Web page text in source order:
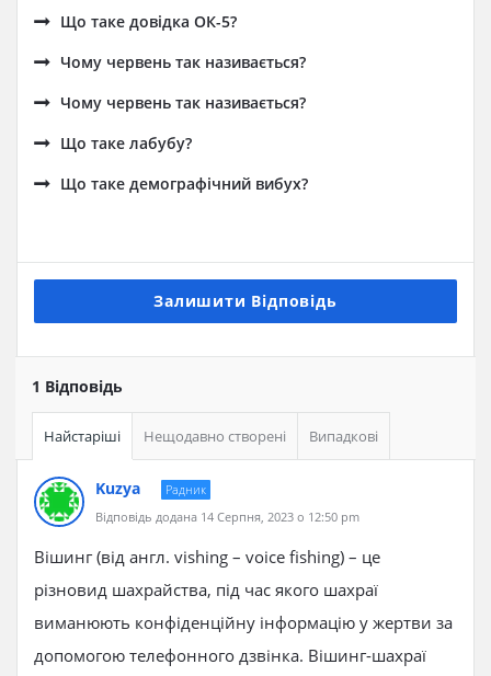
Що таке довідка ОК-5?
Чому червень так називається?
Чому червень так називається?
Що таке лабубу?
Що таке демографічний вибух?
Залишити Відповідь
1 Відповідь
Найстаріші Нещодавно створені Випадкові
Kuzya
Радник
Відповідь додана 14 Серпня, 2023 о 12:50 pm
Вішинг (від англ. vishing – voice fishing) – це
різновид шахрайства, під час якого шахраї
виманюють конфіденційну інформацію у жертви за
допомогою телефонного дзвінка. Вішинг-шахраї